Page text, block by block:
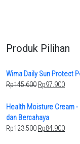
Produk Pilihan
Wima Daily Sun Protect
Rp145.600 Original
was:
Rp145.600.
Rp97.900
is:
Health Moisture Cream
dan Bercahaya
Rp123.500 Original
Rp84.900